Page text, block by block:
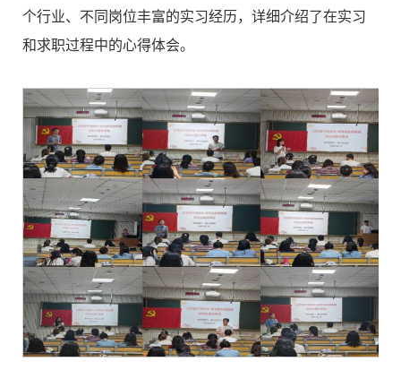
个行业、不同岗位丰富的实习经历，详细介绍了在实习
和求职过程中的心得体会。